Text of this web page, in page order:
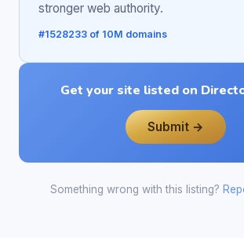
stronger web authority.
#1528233 of 10M domains
Get your site listed on
Submit →
Something wrong with this listing?